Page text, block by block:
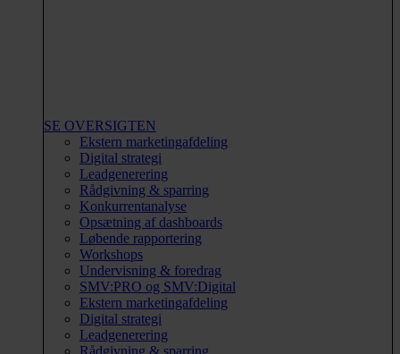
SE OVERSIGTEN
Ekstern marketingafdeling
Digital strategi
Leadgenerering
Rådgivning & sparring
Konkurrentanalyse
Opsætning af dashboards
Løbende rapportering
Workshops
Undervisning & foredrag
SMV:PRO og SMV:Digital
Ekstern marketingafdeling
Digital strategi
Leadgenerering
Rådgivning & sparring